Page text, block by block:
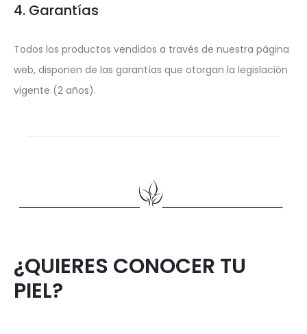
4. Garantías
Todos los productos vendidos a través de nuestra página
web, disponen de las garantías que otorgan la legislación
vigente (2 años).
¿QUIERES CONOCER TU
PIEL?